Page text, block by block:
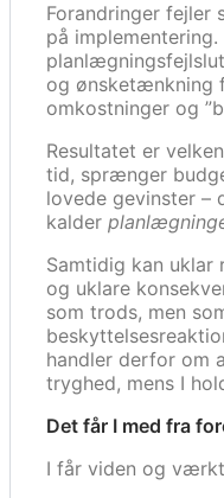
Forandringer fejler
på
og ønsketænkning
omkostninger og
Resultatet er
tid, sprænger
lovede gevinster –
kalder
Samtidig kan
og uklare
som trods, men
handler derfor om
tryghed, mens I
Det får I med fra
I får viden og